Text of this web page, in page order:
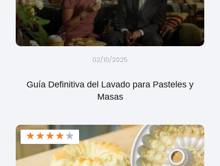
02/10/2025
Guía Definitiva del Lavado para Pasteles y
Masas
★★★★★